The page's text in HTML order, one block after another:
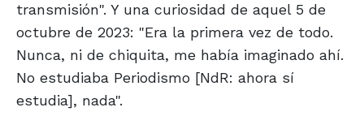
transmisión". Y una curiosidad de aquel 5 de
octubre de 2023: "Era la primera vez de todo.
Nunca, ni de chiquita, me había imaginado ahí.
No estudiaba Periodismo [NdR: ahora sí
estudia], nada".